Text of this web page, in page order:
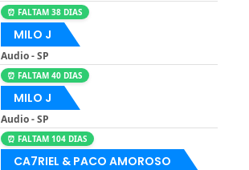
⏰ FALTAM 38 DIAS
MILO J
Audio - SP
⏰ FALTAM 40 DIAS
MILO J
Audio - SP
⏰ FALTAM 104 DIAS
CA7RIEL & PACO AMOROSO